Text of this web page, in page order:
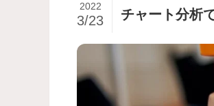
チャート分析
2022
3/23